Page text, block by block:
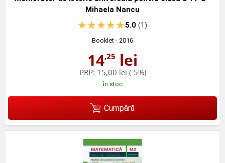
Mihaela Nancu
5.0(1)
Booklet - 2016
14,25 lei
PRP: 15,00 lei (-5%)
în stoc
Cumpără